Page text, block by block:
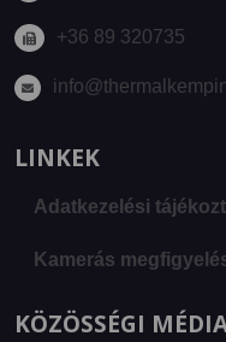
+36 89 320735
LINKEK
Adatkezelési
Kamerás
KÖZÖSSÉGI